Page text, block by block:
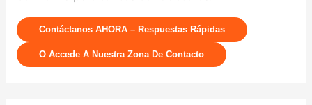
Contáctanos AHORA – Respuestas Rápidas
O Accede A Nuestra Zona De Contacto